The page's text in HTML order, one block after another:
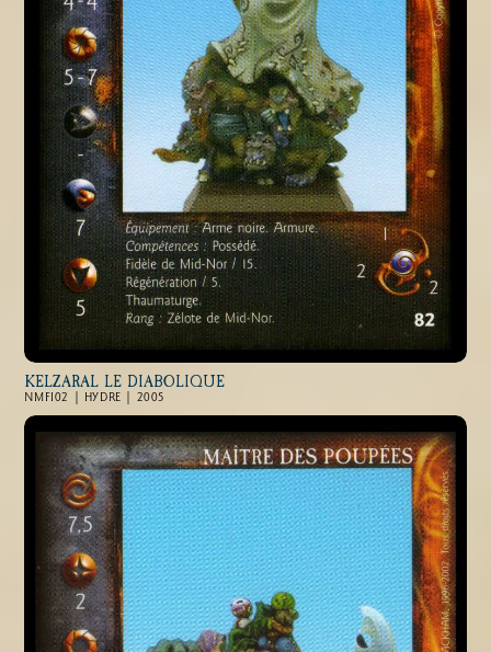
KELZARAL LE DIABOLIQUE
NMFI02 | HYDRE | 2005